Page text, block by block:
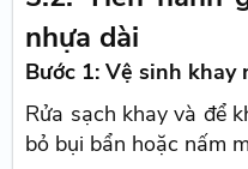
nhựa dài
Bước 1: Vệ sinh
Rửa sạch khay và để
bỏ bụi bẩn hoặc nấm